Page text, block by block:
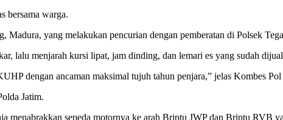
bersama warga.
yang melakukan pencurian dengan pemberatan di Polsek
lalu menjarah kursi lipat, jam dinding, dan lemari es yang sudah
dengan ancaman maksimal tujuh tahun penjara,” jelas Kombes Pol
Jatim.
menabrakkan sepeda motornya ke arah Briptu JWP dan Briptu RVB